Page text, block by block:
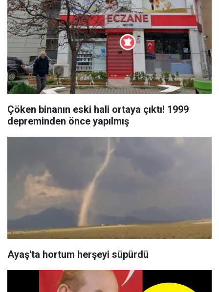
Çöken binanın eski hali ortaya çıktı! 1999
depreminden önce yapılmış
Ayaş'ta hortum herşeyi süpürdü